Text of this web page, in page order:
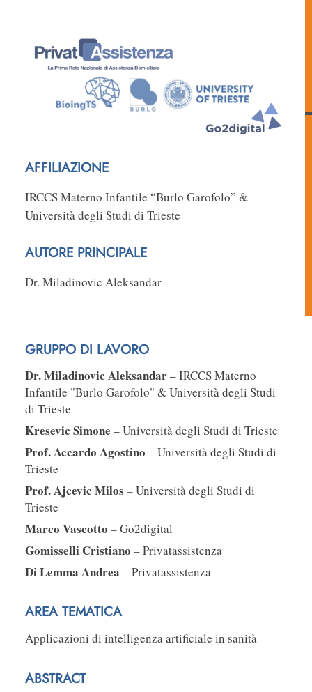
AFFILIAZIONE
IRCCS Materno Infantile “Burlo Garofolo” &
Università degli Studi di Trieste
AUTORE PRINCIPALE
Dr. Miladinovic Aleksandar
GRUPPO DI LAVORO
Dr. Miladinovic Aleksandar– IRCCS Materno
Infantile "Burlo Garofolo" & Università degli Studi
di Trieste
Kresevic Simone – Università degli Studi di Trieste
Prof. Accardo Agostino – Università degli Studi di
Trieste
Prof. Ajcevic Milos – Università degli Studi di
Trieste
Marco Vascotto – Go2digital
Gomisselli Cristiano – Privatassistenza
Di Lemma Andrea – Privatassistenza
AREA TEMATICA
Applicazioni di intelligenza artificiale in sanità
ABSTRACT